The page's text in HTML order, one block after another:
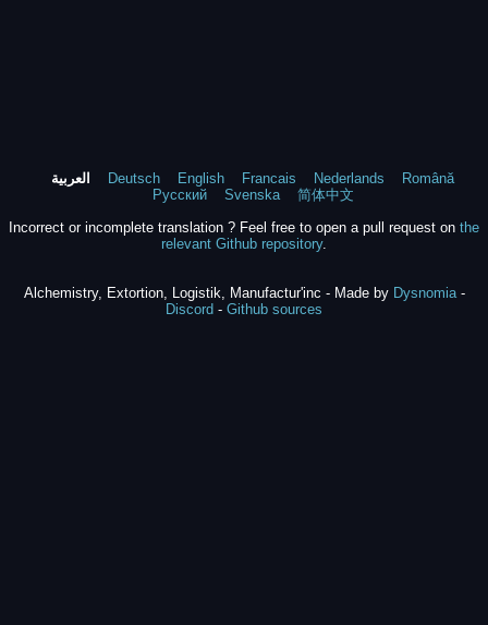
العربية Deutsch English Francais Nederlands
Română
Русский
Svenska
简体中文
Incorrect or incomplete translation ? Feel free to open a pull request on the
relevant Github repository.
Alchemistry, Extortion, Logistik, Manufactur'inc - Made by Dysnomia-
Discord - Github sources